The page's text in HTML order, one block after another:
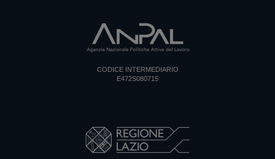
CODICE INTERMEDIARIO
E472S080715